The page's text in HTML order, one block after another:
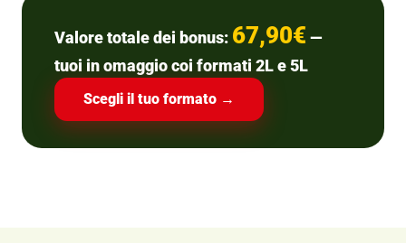
Valore totale dei bonus: 67,90€ —
tuoi in omaggio coi formati 2L e 5L
Scegli il tuo formato →